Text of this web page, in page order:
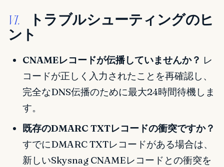
VI.
トラブルシューティングのヒ
ント
CNAMEレコードが伝播していませんか？ レ
コードが正しく入力されたことを再確認し、
完全なDNS伝播のために最大24時間待機しま
す。
既存のDMARC TXTレコードの衝突ですか？
すでにDMARC TXTレコードがある場合は、
新しいSkysnag CNAMEレコードとの衝突を